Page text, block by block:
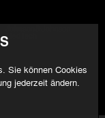
Sie können Cookies
jederzeit ändern.